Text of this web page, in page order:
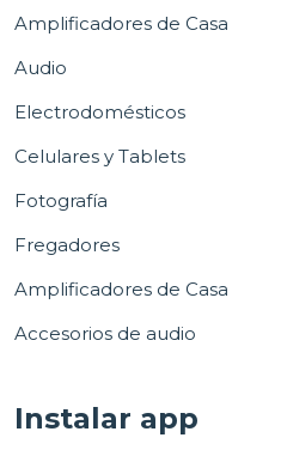
Amplificadores de Casa
Audio
Electrodomésticos
Celulares y Tablets
Fotografía
Fregadores
Amplificadores de Casa
Accesorios de audio
Instalar app